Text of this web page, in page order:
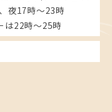
夜17時～23時
は22時～25時